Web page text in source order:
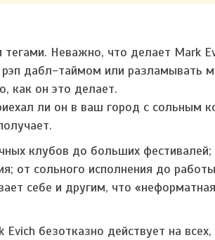
Неважно, что делает Mark
дабл-таймом или разламывать
как он это делает.
ли он в ваш город с сольным
клубов до больших фестивалей;
от сольного исполнения до
себе и другим, что
безотказно действует на